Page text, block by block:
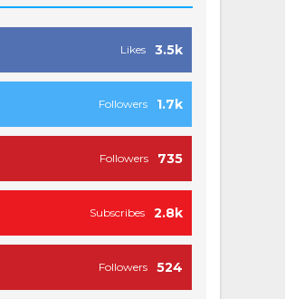
3.5k
Likes
1.7k
Followers
735
Followers
2.8k
Subscribes
524
Followers